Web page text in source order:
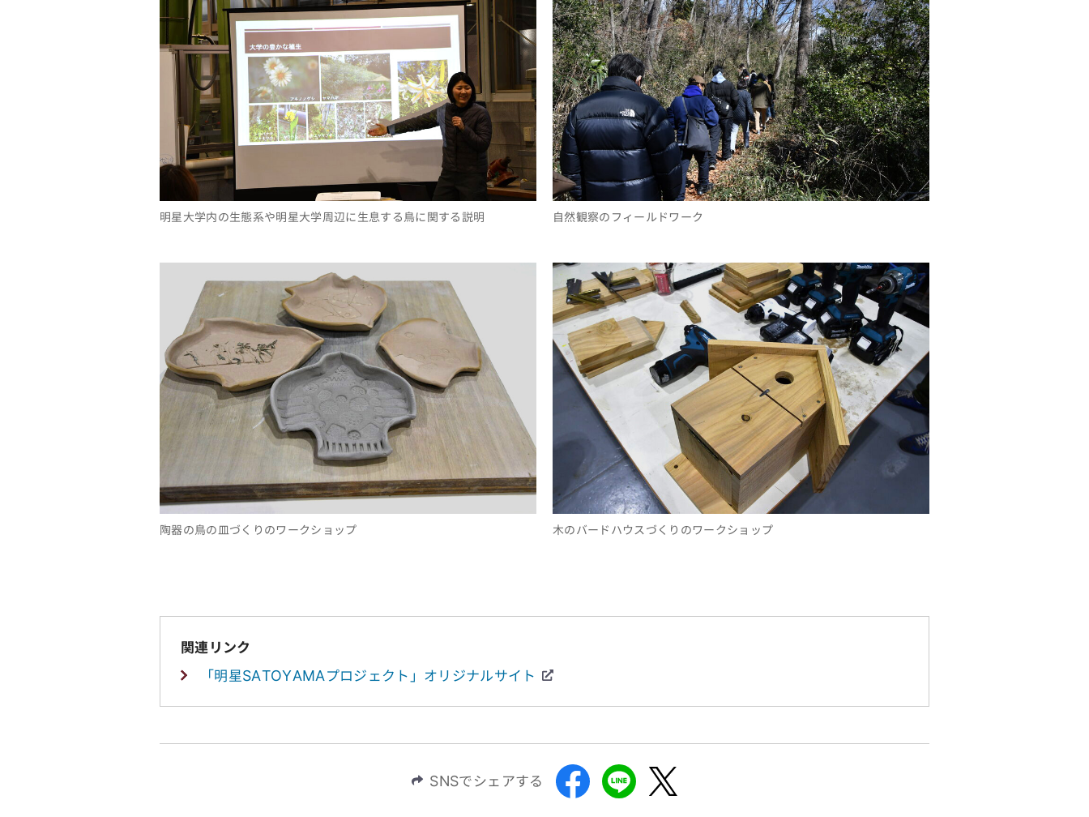
明星大学内の生態系や明星大学周辺に生息する鳥に関する説明 自然観察のフィールドワーク
陶器の鳥の皿づくりのワークショップ 木のバードハウスづくりのワークショップ
関連リンク
「明星SATOYAMAプロジェクト」オリジナルサイト
SNSでシェアする